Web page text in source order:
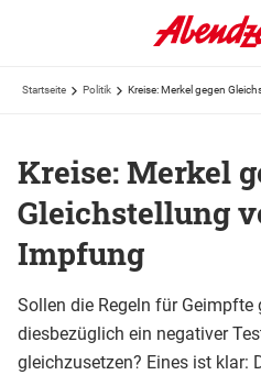
Startseite Politik Kreise: Merkel gegen
Kreise: Merkel
Gleichstellung
Impfung
Sollen die Regeln für Geimpfte
diesbezüglich ein negativer
gleichzusetzen? Eines ist klar: